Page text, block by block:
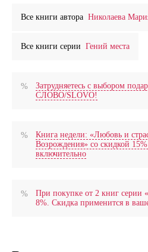
Все книги автора Николаева
Все книги серии Гений места
Затрудняетесь с выбором
СЛОВО/SLOVO!
Книга недели: «Любовь и
Возрождения» со скидкой 15%
включительно
При покупке от 2 книг серии
8%. Скидка применится в